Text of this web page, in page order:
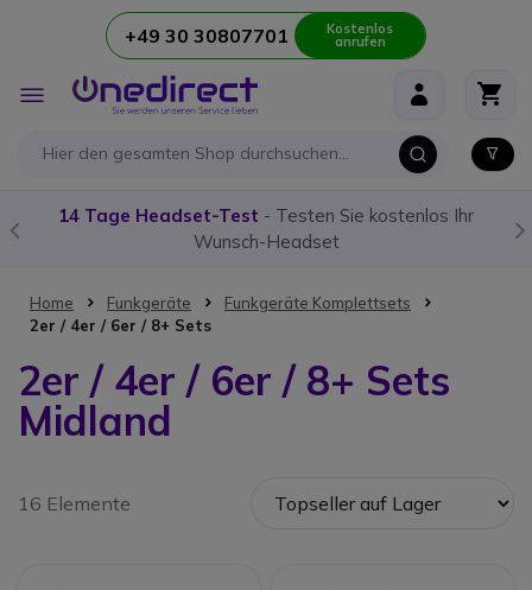
Zum Inhalt springen+49 30 30807701 Kostenlos
anrufen
Navigation
umschalten
14 Tage Headset-Test - Testen Sie kostenlos Ihr
Wunsch-Headset
Home Funkgeräte
Funkgeräte Komplettsets
2er / 4er / 6er / 8+ Sets
2er / 4er / 6er / 8+ Sets
Midland
16 Elemente